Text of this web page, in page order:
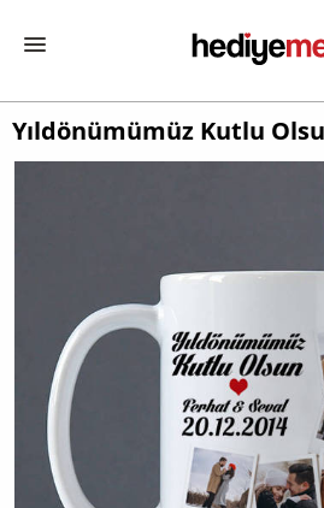
Yıldönümümüz Kutlu